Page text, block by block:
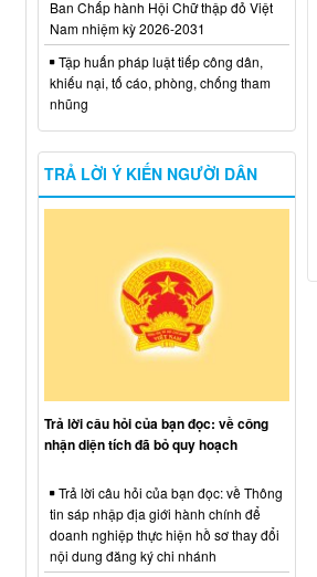
Ban Chấp hành Hội Chữ thập đỏ Việt
Nam nhiệm kỳ 2026-2031
Tập huấn pháp luật tiếp công dân,
khiếu nại, tố cáo, phòng, chống tham
nhũng
TRẢ LỜI Ý KIẾN NGƯỜI DÂN
Trả lời câu hỏi của bạn đọc: về công
nhận diện tích đã bỏ quy hoạch
Trả lời câu hỏi của bạn đọc: về Thông
tin sáp nhập địa giới hành chính để
doanh nghiệp thực hiện hồ sơ thay đổi
nội dung đăng ký chi nhánh